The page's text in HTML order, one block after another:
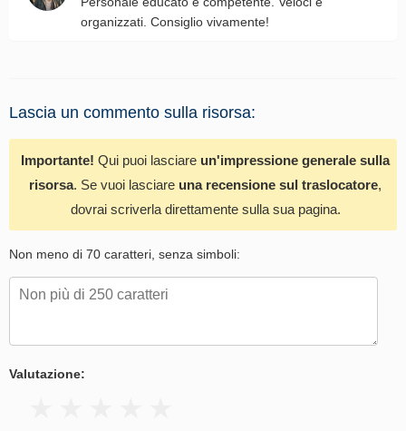
organizzati. Consiglio vivamente!
Lascia un commento sulla risorsa:
Importante! Qui puoi lasciare un'impressione generale sulla
risorsa. Se vuoi lasciare una recensione sul traslocatore,
dovrai scriverla direttamente sulla sua pagina.
Non meno di 70 caratteri, senza simboli:
Valutazione: